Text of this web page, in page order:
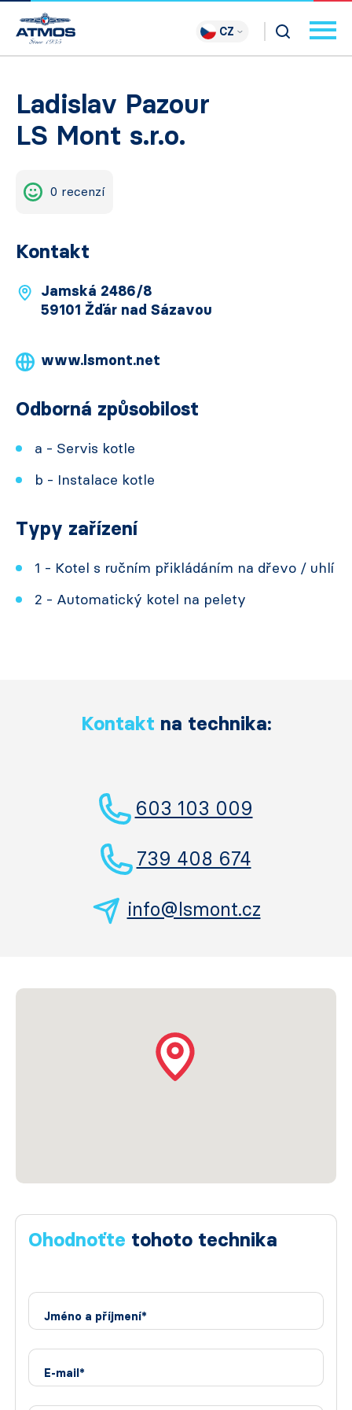
CZ
Ladislav Pazour
LS Mont s.r.o.
0 recenzí
Kontakt
Jamská 2486/8
59101 Žďár nad Sázavou
www.lsmont.net
Odborná způsobilost
a - Servis kotle
b - Instalace kotle
Typy zařízení
1 - Kotel s ručním přikládáním na dřevo / uhlí
2 - Automatický kotel na pelety
Kontakt na technika:
603 103 009
739 408 674
info@lsmont.cz
Ohodnoťte tohoto technika
Jméno a příjmení*
E-mail*